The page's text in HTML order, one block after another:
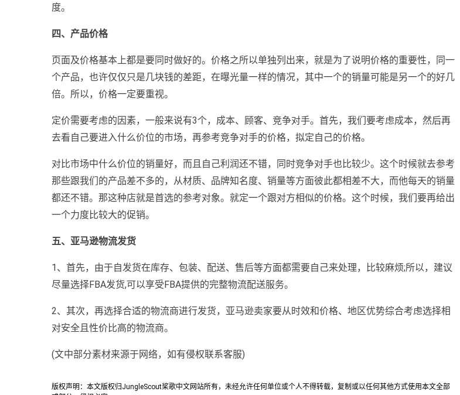
度。
四、产品价格
页面及价格基本上都是要同时做好的。价格之所以单独列出来，就是为了说明价格的重要性，同一
个产品，也许仅仅只是几块钱的差距，在曝光量一样的情况，其中一个的销量可能是另一个的好几
倍。所以，价格一定要重视。
定价需要考虑的因素，一般来说有3个，成本、顾客、竞争对手。首先，我们要考虑成本，然后再
去看自己要进入什么价位的市场，再参考竞争对手的价格，拟定自己的价格。
对比市场中什么价位的销量好，而且自己利润还不错，同时竞争对手也比较少。这个时候就去参考
那些跟我们的产品差不多的，从材质、品牌知名度、销量等方面彼此都相差不大，而他每天的销量
都还不错。那这种店就是首选的参考对象。就定一个跟对方相似的价格。这个时候，我们要再给出
一个力度比较大的促销。
五、亚马逊物流发货
1、首先，由于自发货在库存、包装、配送、售后等方面都需要自己来处理，比较麻烦;所以，建议
尽量选择FBA发货,可以享受FBA提供的完整物流配送服务。
2、其次，再选择合适的物流商进行发货，亚马逊卖家要从时效和价格、地区优势综合考虑选择相
对安全且性价比高的物流商。
(文中部分素材来源于网络，如有侵权联系客服)
版权声明：本文版权归JungleScout桨歌中文网站所有，未经允许任何单位或个人不得转载，复制或以任何其他方式使用本文全部